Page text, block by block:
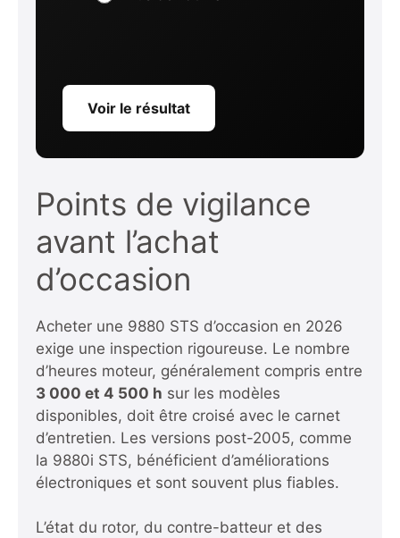
Voir le résultat
Points de vigilance
avant l’achat
d’occasion
Acheter une 9880 STS d’occasion en 2026
exige une inspection rigoureuse. Le nombre
d’heures moteur, généralement compris entre
3 000 et 4 500 h sur les modèles
disponibles, doit être croisé avec le carnet
d’entretien. Les versions post-2005, comme
la 9880i STS, bénéficient d’améliorations
électroniques et sont souvent plus fiables.
L’état du rotor, du contre-batteur et des